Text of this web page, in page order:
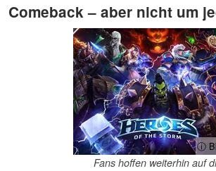
Comeback – aber nicht um
ⓘ
Fans hoffen weiterhin auf